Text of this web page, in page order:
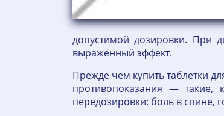
допустимой дозировки. При
выраженный эффект.
Прежде чем купить таблетки
противопоказания — такие,
передозировки: боль в спине,